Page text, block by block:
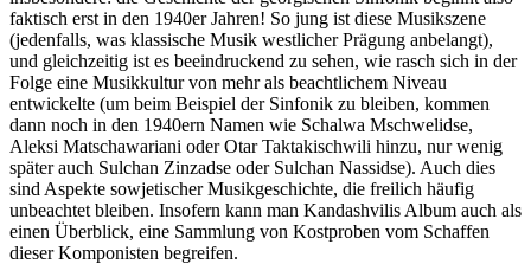
faktisch erst in den 1940er Jahren! So jung ist diese Musikszene
(jedenfalls, was klassische Musik westlicher Prägung anbelangt),
und gleichzeitig ist es beeindruckend zu sehen, wie rasch sich in der
Folge eine Musikkultur von mehr als beachtlichem Niveau
entwickelte (um beim Beispiel der Sinfonik zu bleiben, kommen
dann noch in den 1940ern Namen wie Schalwa Mschwelidse,
Aleksi Matschawariani oder Otar Taktakischwili hinzu, nur wenig
später auch Sulchan Zinzadse oder Sulchan Nassidse). Auch dies
sind Aspekte sowjetischer Musikgeschichte, die freilich häufig
unbeachtet bleiben. Insofern kann man Kandashvilis Album auch als
einen Überblick, eine Sammlung von Kostproben vom Schaffen
dieser Komponisten begreifen.